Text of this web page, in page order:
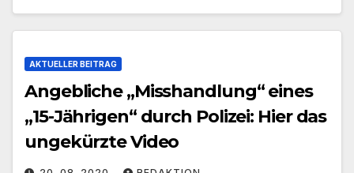
AKTUELLER BEITRAG
Angebliche „Misshandlung“ eines
„15-Jährigen“ durch Polizei: Hier das
ungekürzte Video